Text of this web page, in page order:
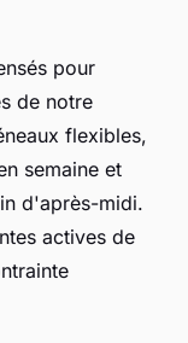
pour
de notre
flexibles,
semaine et
d'après-midi.
actives de